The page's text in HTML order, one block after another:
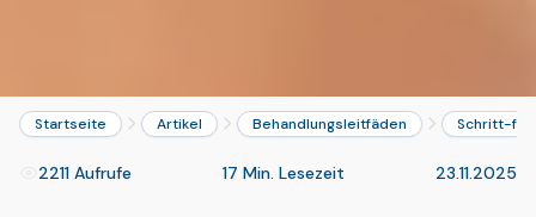
Startseite Artikel Behandlungsleitfäden Schritt-
2211 Aufrufe 17 Min. Lesezeit 23.11.2025